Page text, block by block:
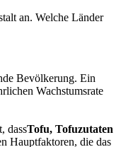
an. Welche Länder
Bevölkerung. Ein
Wachstumsrate
dassTofu, Tofuzutaten
Hauptfaktoren, die das